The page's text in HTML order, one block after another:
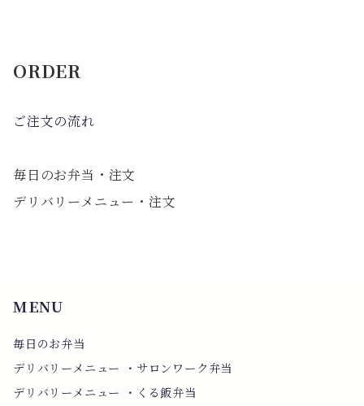
ORDER
ご注文の流れ
毎日のお弁当・注文
デリバリーメニュー・注文
MENU
毎日のお弁当
デリバリーメニュー ・サロンワーク弁当
デリバリーメニュー ・くる飯弁当